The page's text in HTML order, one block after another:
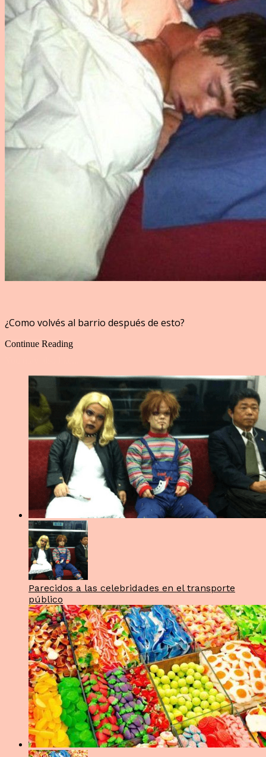
¿Como volvés al barrio después de esto?
Continue Reading
Parecidos a las celebridades en el transporte
público